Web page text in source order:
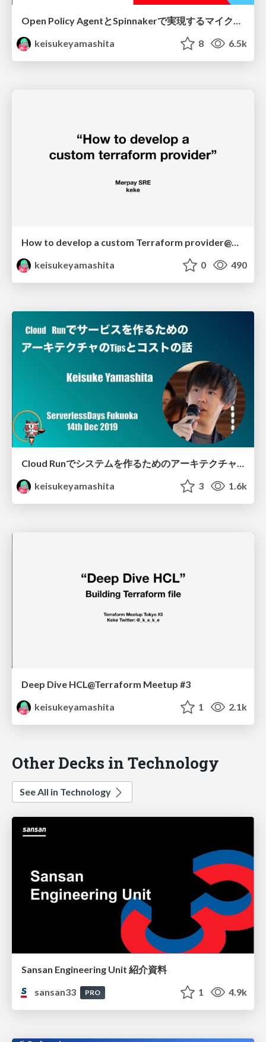
Open Policy AgentとSpinnakerで実現するマイクロサービスの安全な継続的デリバリー
keisukeyamashita
8 6.5k
keisukeyamashita
0 490
Cloud Runでシステムを作るためのアーキテクチャのTipsとコストの話
keisukeyamashita
3 1.6k
Deep Dive HCL@Terraform Meetup #3
keisukeyamashita
1 2.1k
Other Decks in Technology
See All in Technology
Sansan Engineering Unit 紹介資料
sansan33
PRO 1 4.9k